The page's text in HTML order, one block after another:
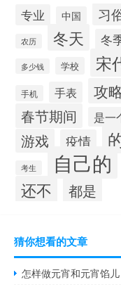
专业 中国 习
农历 冬天 冬
多少钱 学校 宋
手机 手表 攻
春节期间 是一
游戏 疫情
考生 自己的
还不 都是
猜你想看的文章
怎样做元宵和元宵馅儿